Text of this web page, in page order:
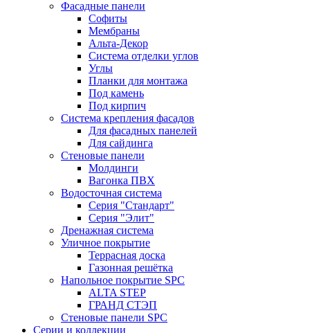
Фасадные панели
Софиты
Мембраны
Альта-Декор
Система отделки углов
Углы
Планки для монтажа
Под камень
Под кирпич
Система крепления фасадов
Для фасадных панелей
Для сайдинга
Стеновые панели
Молдинги
Вагонка ПВХ
Водосточная система
Серия "Стандарт"
Серия "Элит"
Дренажная система
Уличное покрытие
Террасная доска
Газонная решётка
Напольное покрытие SPC
ALTA STEP
ГРАНД СТЭП
Стеновые панели SPC
Серии и коллекции